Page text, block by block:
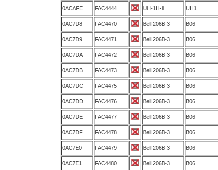
0ACAFE FAC4444 UH-1H-II UH1
0AC7D8 FAC4470 Bell 206B-3 B06
0AC7D9 FAC4471 Bell 206B-3 B06
0AC7DA FAC4472 Bell 206B-3 B06
0AC7DB FAC4473 Bell 206B-3 B06
0AC7DC FAC4475 Bell 206B-3 B06
0AC7DD FAC4476 Bell 206B-3 B06
0AC7DE FAC4477 Bell 206B-3 B06
0AC7DF FAC4478 Bell 206B-3 B06
0AC7E0 FAC4479 Bell 206B-3 B06
0AC7E1 FAC4480 Bell 206B-3 B06